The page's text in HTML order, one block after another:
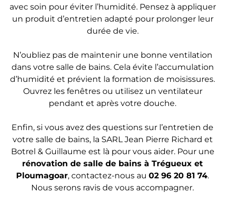
avec soin pour éviter l’humidité. Pensez à appliquer
un produit d’entretien adapté pour prolonger leur
durée de vie.
N’oubliez pas de maintenir une bonne ventilation
dans votre salle de bains. Cela évite l’accumulation
d’humidité et prévient la formation de moisissures.
Ouvrez les fenêtres ou utilisez un ventilateur
pendant et après votre douche.
Enfin, si vous avez des questions sur l’entretien de
votre salle de bains, la SARL Jean Pierre Richard et
Botrel & Guillaume est là pour vous aider. Pour une
rénovation de salle de bains à Trégueux et
Ploumagoar, contactez-nous au 02 96 20 81 74.
Nous serons ravis de vous accompagner.